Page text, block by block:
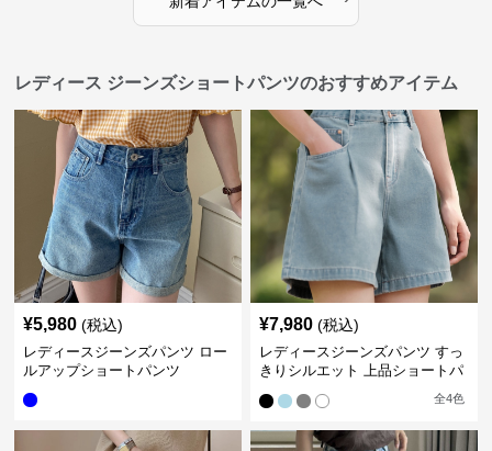
レディース ジーンズショートパンツのおすすめアイテム
¥5,980 (税込)
レディースジーンズパンツ ロー
ルアップショートパンツ
¥7,980 (税込)
レディースジーンズパンツ すっ
きりシルエット 上品ショートパ
全4色